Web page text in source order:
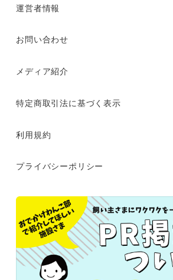
運営者情報
お問い合わせ
メディア紹介
特定商取引法に基づく表示
利用規約
プライバシーポリシー